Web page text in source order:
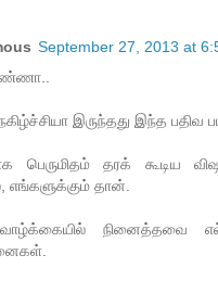
September 27, 2013 at
இருந்தது இந்த பதிவ
பெருமிதம் தரக் கூடிய
எங்களுக்கும் தான்.
நினைத்தவை